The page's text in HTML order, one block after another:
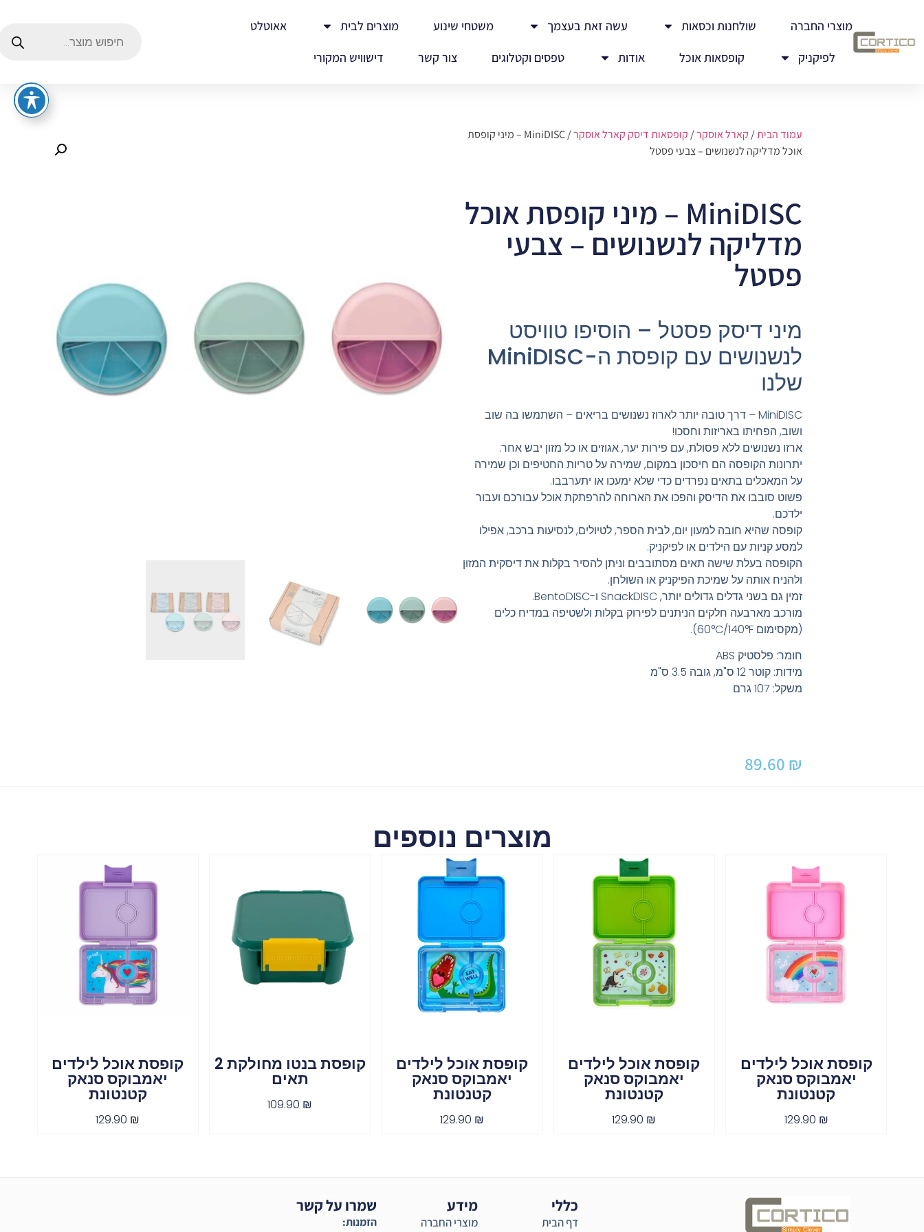
מוצרי החברה שולחנות וכסאות עשה זאת בעצמך משטחי שינוע מוצרים לבית
אאוטלט
לפיקניק
קופסאות אוכל אודות טפסים וקטלוגים צור קשר דישוויש המקורי
עמוד הבית/ קארל אוסקר/ קופסאות דיסק קארל אוסקר
/ MiniDISC – מיני קופסת
אוכל מדליקה לנשנושים – צבעי פסטל
MiniDISC – מיני קופסת אוכל
מדליקה לנשנושים – צבעי
פסטל
מיני דיסק פסטל – הוסיפו טוויסט
לנשנושים עם קופסת ה-MiniDISC
שלנו
MiniDISC – דרך טובה יותר לארוז נשנושים בריאים – השתמשו בה שוב
ושוב, הפחיתו באריזות וחסכו!
ארזו נשנושים ללא פסולת, עם פירות יער, אגוזים או כל מזון יבש אחר.
יתרונות הקופסה הם חיסכון במקום, שמירה על טריות החטיפים וכן שמירה
על המאכלים בתאים נפרדים כדי שלא ימעכו או יתערבבו.
פשוט סובבו את הדיסק והפכו את הארוחה להרפתקת אוכל עבורכם ועבור
ילדכם.
קופסה שהיא חובה למעון יום, לבית הספר, לטיולים, לנסיעות ברכב, אפילו
למסע קניות עם הילדים או לפיקניק.
הקופסה בעלת שישה תאים מסתובבים וניתן להסיר בקלות את דיסקית המזון
ולהניח אותה על שמיכת הפיקניק או השולחן.
זמין גם בשני גדלים גדולים יותר, SnackDISC ו-BentoDISC.
מורכב מארבעה חלקים הניתנים לפירוק בקלות ולשטיפה במדיח כלים
(מקסימום 60°C/140°F).
חומר: פלסטיק ABS
מידות: קוטר 12 ס"מ, גובה 3.5 ס"מ
משקל: 107 גרם
89.60 ₪
מוצרים נוספים
קופסת אוכל לילדים
יאמבוקס סנאק
קטנטונת
129.90 ₪
קופסת אוכל לילדים
יאמבוקס סנאק
קטנטונת
129.90 ₪
קופסת אוכל לילדים
יאמבוקס סנאק
קטנטונת
129.90 ₪
קופסת בנטו מחולקת 2
תאים
109.90 ₪
קופסת אוכל לילדים
יאמבוקס סנאק
קטנטונת
129.90 ₪
כללי
דף הבית
מידע
מוצרי החברה
שמרו על קשר
הזמנות: